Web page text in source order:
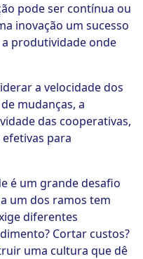
pode ser contínua ou
inovação um sucesso
produtividade onde
a velocidade dos
mudanças, a
das cooperativas,
para
é um grande desafio
um dos ramos tem
diferentes
Cortar custos?
uma cultura que dê